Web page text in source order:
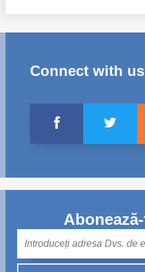
Connect with us